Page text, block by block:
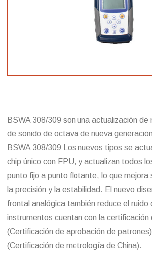
BSWA 308/309 son una actualización de
de sonido de octava de nueva
BSWA 308/309 Los nuevos tipos se
chip único con FPU, y actualizan todos
punto fijo a punto flotante, lo que mejora
la precisión y la estabilidad. El nuevo
frontal analógica también reduce el ruido
instrumentos cuentan con la certificación
(Certificación de aprobación de
(Certificación de metrología de China).